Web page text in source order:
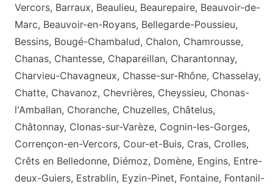
Vercors, Barraux, Beaulieu, Beaurepaire, Beauvoir-de-
Marc, Beauvoir-en-Royans, Bellegarde-Poussieu,
Bessins, Bougé-Chambalud, Chalon, Chamrousse,
Chanas, Chantesse, Chapareillan, Charantonnay,
Charvieu-Chavagneux, Chasse-sur-Rhône, Chasselay,
Chatte, Chavanoz, Chevrières, Cheyssieu, Chonas-
l'Amballan, Choranche, Chuzelles, Châtelus,
Châtonnay, Clonas-sur-Varèze, Cognin-les-Gorges,
Corrençon-en-Vercors, Cour-et-Buis, Cras, Crolles,
Crêts en Belledonne, Diémoz, Domène, Engins, Entre-
deux-Guiers, Estrablin, Eyzin-Pinet, Fontaine, Fontanil-